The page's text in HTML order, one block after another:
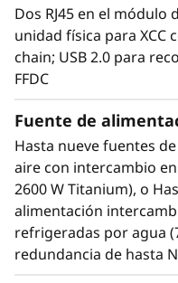
Dos RJ45 en el
unidad física para XCC
chain; USB 2.0 para
FFDC
Fuente de
Hasta nueve fuentes
aire con intercambio
2600 W Titanium), o
alimentación
refrigeradas por agua
redundancia de hasta